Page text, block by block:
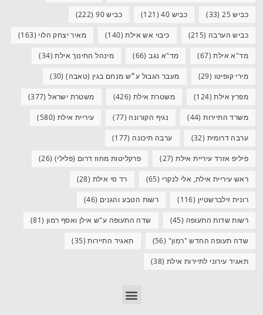
כביש 25 (33) כביש 40 (121) כביש 90 (222)
כביש הערבה (215) כיבוי אש אילת(140) מאיר יצחק הלוי (163)
מד"א אילת(67) מד"א נגב(66) מינהל החינוך אילת(34)
מירי קופיטו (29) מעבר הגבול ע״ש מנחם בגין (טאבה)(30)
מפרץ אילת(124) משטרת אילת (426) משטרת ישראל(377)
משרד התיירות(44) נגיף הקורונה (77) עיריית אילת (580)
ערבה דרומית (32) ערבה תיכונה (177)
פיליפ אזרד עיריית אילת(27) פרקליטות מחוז דרום (פלילי) (26)
ראש עיריית אילת, אלי לנקרי (65) רד סי אילת (28)
רונית זילברשטיין (116) רשות הטבע והגנים (46)
רשות שדות התעופה (45) שדה התעופה ע"ש אילן ואסף רמון (81)
שדה תעופה החדש "רמון" (56) תאגיד התיירות(35)
תאגיד עירוני לתיירות אילת (38)